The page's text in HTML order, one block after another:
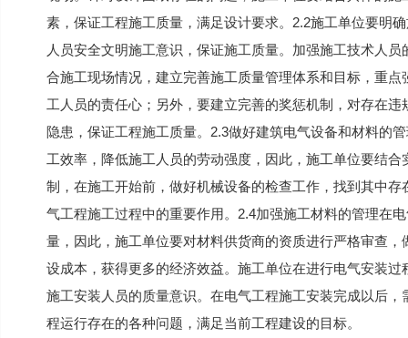
素，保证工程施工质量，满足设计要求。2.2施工单位要明
人员安全文明施工意识，保证施工质量。加强施工技术人
合施工现场情况，建立完善施工质量管理体系和目标，重
工人员的责任心；另外，要建立完善的奖惩机制，对存在
隐患，保证工程施工质量。2.3做好建筑电气设备和材料的
工效率，降低施工人员的劳动强度，因此，施工单位要结
制，在施工开始前，做好机械设备的检查工作，找到其中
气工程施工过程中的重要作用。2.4加强施工材料的管理在
量，因此，施工单位要对材料供货商的资质进行严格审查
设成本，获得更多的经济效益。施工单位在进行电气安装
施工安装人员的质量意识。在电气工程施工安装完成以后
程运行存在的各种问题，满足当前工程建设的目标。